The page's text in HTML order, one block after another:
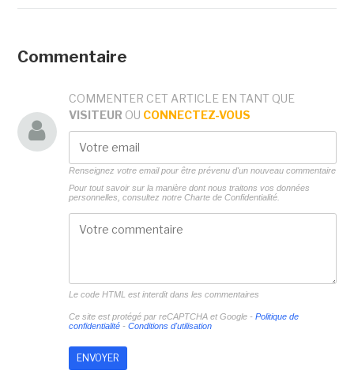
Commentaire
COMMENTER CET ARTICLE EN TANT QUE
VISITEUR OU CONNECTEZ-VOUS
Renseignez votre email pour être prévenu d'un nouveau commentaire
Pour tout savoir sur la manière dont nous traitons vos données
personnelles, consultez notre Charte de Confidentialité.
Le code HTML est interdit dans les commentaires
Ce site est protégé par reCAPTCHA et Google - Politique de
confidentialité- Conditions d'utilisation